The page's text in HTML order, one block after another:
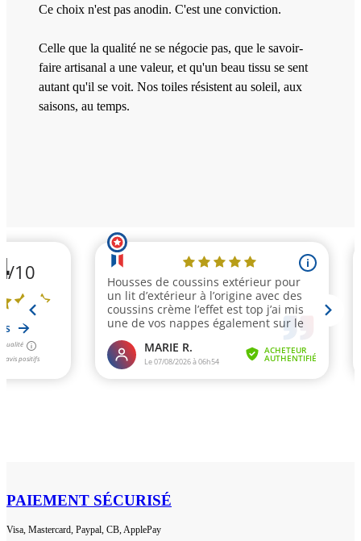
Ce choix n'est pas anodin. C'est une conviction.
Celle que la qualité ne se négocie pas, que le savoir-
faire artisanal a une valeur, et qu'un beau tissu se sent
autant qu'il se voit. Nos toiles résistent au soleil, aux
saisons, au temps.
PAIEMENT SÉCURISÉ
Visa, Mastercard, Paypal, CB, ApplePay